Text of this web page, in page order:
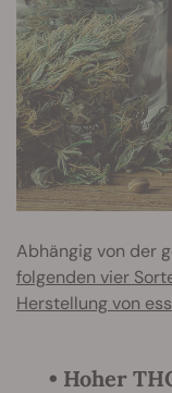
Abhängig von der
folgenden vier
Herstellung von
• Hoher